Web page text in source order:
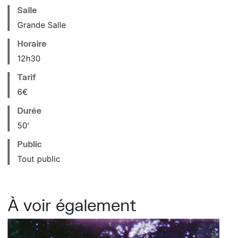
Salle
Grande Salle
Horaire
12h30
Tarif
6€
Durée
50'
Public
Tout public
À voir également